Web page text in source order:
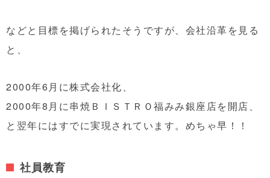
などと目標を掲げられたそうですが、会社沿革を見る
と、
2000年6月に株式会社化、
2000年8月に串焼ＢＩＳＴＲＯ福みみ銀座店を開店、
と翌年にはすでに実現されています。めちゃ早！！
社員教育